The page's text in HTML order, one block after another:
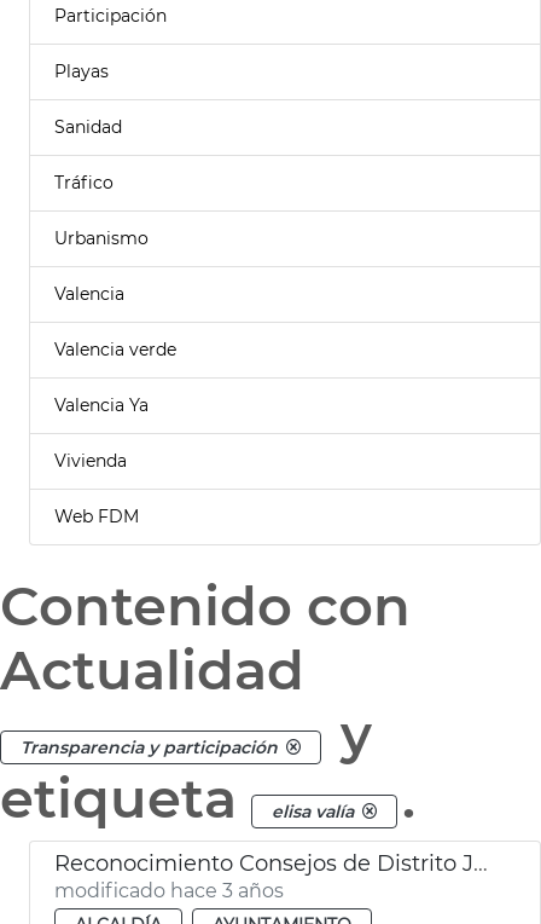
Participación
Playas
Sanidad
Tráfico
Urbanismo
Valencia
Valencia verde
Valencia Ya
Vivienda
Web FDM
Contenido con
Actualidad
Transparencia y participación
y
etiqueta
elisa valía .
Reconocimiento Consejos de Distrito JMD
modificado hace 3 años